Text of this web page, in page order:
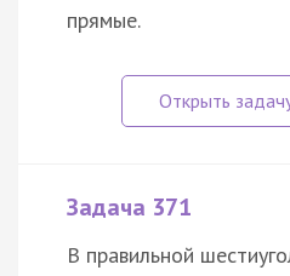
прямые.
Задача 371
В правильной